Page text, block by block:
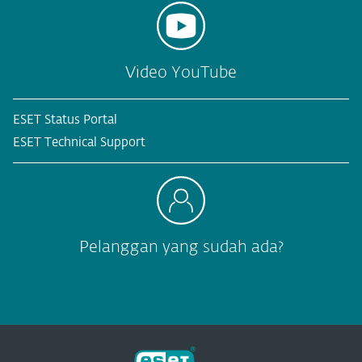
Video YouTube
ESET Status Portal
ESET Technical Support
Pelanggan yang sudah ada?